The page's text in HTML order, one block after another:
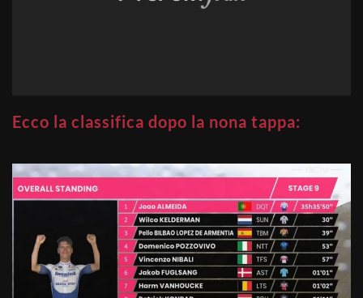
Ecco la classifica dopo la nona tappa: